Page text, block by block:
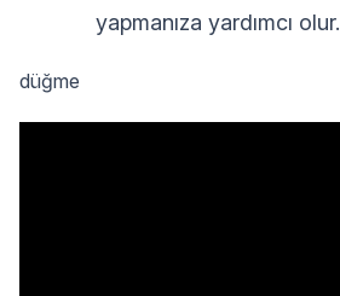
yapmanıza yardımcı olur.
düğme